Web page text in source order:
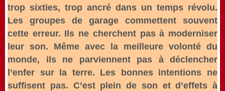
trop sixties, trop ancré dans un temps révolu.
Les groupes de garage commettent souvent
cette erreur. Ils ne cherchent pas à moderniser
leur son. Même avec la meilleure volonté du
monde, ils ne parviennent pas à déclencher
l’enfer sur la terre. Les bonnes intentions ne
suffisent pas. C’est plein de son et d’effets à